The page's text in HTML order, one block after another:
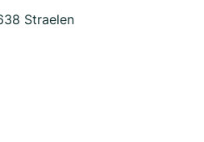
Straelen